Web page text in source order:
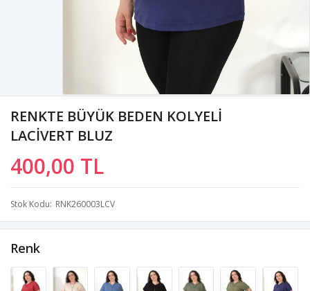
RENKTE BÜYÜK BEDEN KOLYELİ
LACİVERT BLUZ
400,00 TL
Stok Kodu RNK260003LCV
Renk